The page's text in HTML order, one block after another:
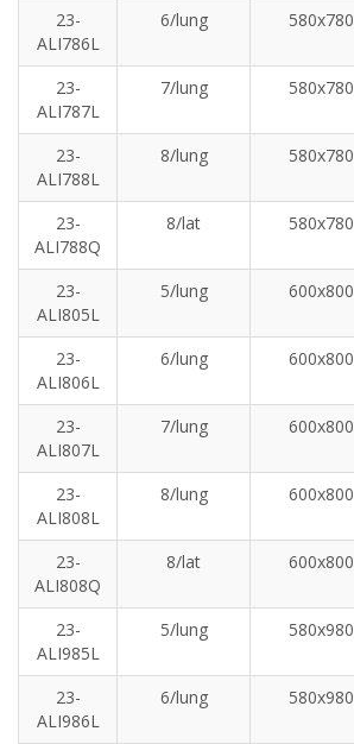
23-
ALI786L
6/lung 580x780
23-
ALI787L
7/lung 580x780
23-
ALI788L
8/lung 580x780
23-
ALI788Q
8/lat 580x780
23-
ALI805L
5/lung 600x800
23-
ALI806L
6/lung 600x800
23-
ALI807L
7/lung 600x800
23-
ALI808L
8/lung 600x800
23-
ALI808Q
8/lat 600x800
23-
ALI985L
5/lung 580x980
23-
ALI986L
6/lung 580x980